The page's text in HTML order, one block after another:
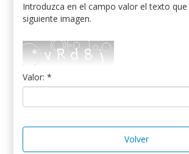
Introduzca en el campo valor el texto que
siguiente imagen.
Valor: *
Volver